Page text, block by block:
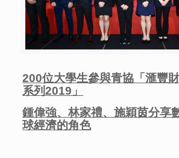
200位大學生參與青協「滙豐
系列2019 」
鍾偉強、林家禮、施穎茵分享
球經濟的角色